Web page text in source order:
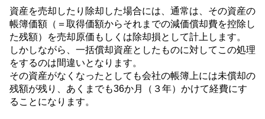
資産を売却したり除却した場合には、通常は、その資産の
帳簿価額（＝取得価額からそれまでの減価償却費を控除し
た残額）を売却原価もしくは除却損として計上します。
しかしながら、一括償却資産としたものに対してこの処理
をするのは間違いとなります。
その資産がなくなったとしても会社の帳簿上には未償却の
残額が残り、あくまでも36か月（ ３年）かけて経費にす
ることになります。